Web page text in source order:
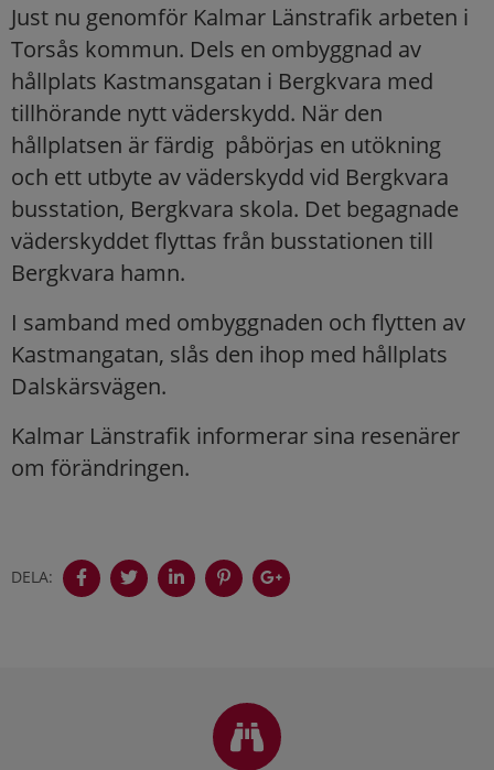
Just nu genomför Kalmar Länstrafik arbeten i
Torsås kommun. Dels en ombyggnad av
hållplats Kastmansgatan i Bergkvara med
tillhörande nytt väderskydd. När den
hållplatsen är färdig påbörjas en utökning
och ett utbyte av väderskydd vid Bergkvara
busstation, Bergkvara skola. Det begagnade
väderskyddet flyttas från busstationen till
Bergkvara hamn.
I samband med ombyggnaden och flytten av
Kastmangatan, slås den ihop med hållplats
Dalskärsvägen.
Kalmar Länstrafik informerar sina resenärer
om förändringen.
DELA: